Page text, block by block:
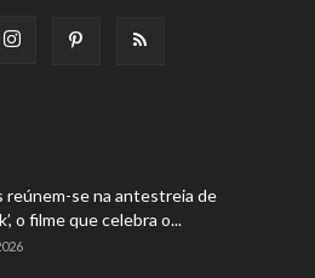
reúnem-se na antestreia de
o filme que celebra o...